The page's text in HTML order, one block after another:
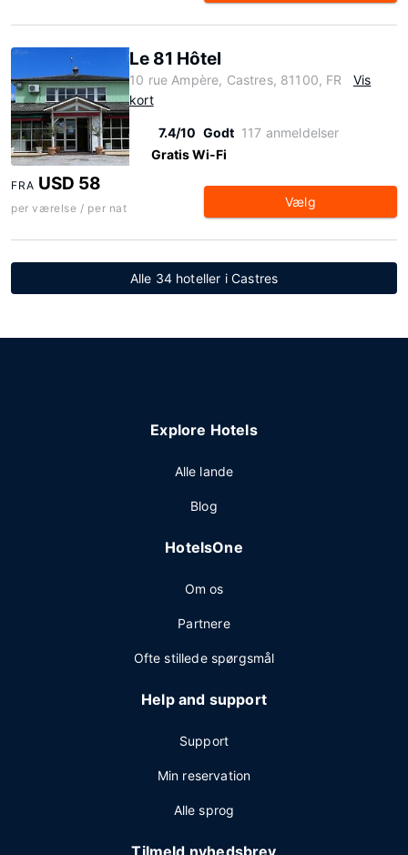
Le 81 Hôtel
10 rue Ampère, Castres, 81100, FR
Vis
kort
7.4/10 Godt 117 anmeldelser
Gratis Wi-Fi
FRA USD 58
per værelse / per nat Vælg
Alle 34 hoteller i Castres
Explore Hotels
Alle lande
Blog
HotelsOne
Om os
Partnere
Ofte stillede spørgsmål
Help and support
Support
Min reservation
Alle sprog
Tilmeld nyhedsbrev